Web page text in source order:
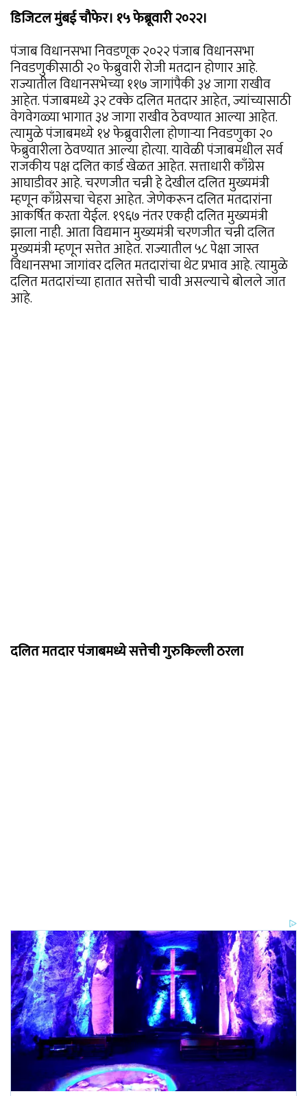
डिजिटल मुंबई चौफेर। १५ फेब्रूवारी २०२२।
पंजाब विधानसभा निवडणूक २०२२ पंजाब विधानसभा
निवडणुकीसाठी २० फेब्रुवारी रोजी मतदान होणार आहे.
राज्यातील विधानसभेच्या ११७ जागांपैकी ३४ जागा राखीव
आहेत. पंजाबमध्ये ३२ टक्के दलित मतदार आहेत, ज्यांच्यासाठी
वेगवेगळ्या भागात ३४ जागा राखीव ठेवण्यात आल्या आहेत.
त्यामुळे पंजाबमध्ये १४ फेब्रुवारीला होणाऱ्या निवडणुका २०
फेब्रुवारीला ठेवण्यात आल्या होत्या. यावेळी पंजाबमधील सर्व
राजकीय पक्ष दलित कार्ड खेळत आहेत. सत्ताधारी काँग्रेस
आघाडीवर आहे. चरणजीत चन्नी हे देखील दलित मुख्यमंत्री
म्हणून काँग्रेसचा चेहरा आहेत. जेणेकरून दलित मतदारांना
आकर्षित करता येईल. १९६७ नंतर एकही दलित मुख्यमंत्री
झाला नाही. आता विद्यमान मुख्यमंत्री चरणजीत चन्नी दलित
मुख्यमंत्री म्हणून सत्तेत आहेत. राज्यातील ५८ पेक्षा जास्त
विधानसभा जागांवर दलित मतदारांचा थेट प्रभाव आहे. त्यामुळे
दलित मतदारांच्या हातात सत्तेची चावी असल्याचे बोलले जात
आहे.
दलित मतदार पंजाबमध्ये सत्तेची गुरुकिल्ली ठरला